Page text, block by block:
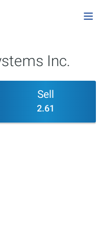
Inc.
Sell
2.61